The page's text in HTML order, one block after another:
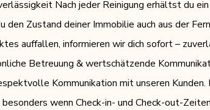
Nach jeder Reinigung erhältst du
den Zustand deiner Immobilie auch aus der
auffallen, informieren wir dich sofort –
Betreuung & wertschätzende
Kommunikation mit unseren
wenn Check-in- und Check-out-